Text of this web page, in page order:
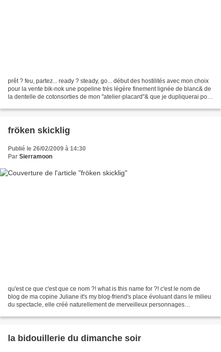
prêt ? feu, partez... ready ? steady, go... début des hostilités avec mon choix
pour la vente bik-nok une popeline très légère finement lignée de blanc& de
la dentelle de cotonsorties de mon "atelier-placard"& que je dupliquerai pour
fröken skicklig
Publié le 26/02/2009 à 14:30
Par Sierramoon
qu'est ce que c'est que ce nom ?! what is this name for ?! c'est le nom de
blog de ma copine Juliane it's my blog-friend's place évoluant dans le milieu
du spectacle, elle créé naturellement de merveilleux personnages
la bidouillerie du dimanche soir